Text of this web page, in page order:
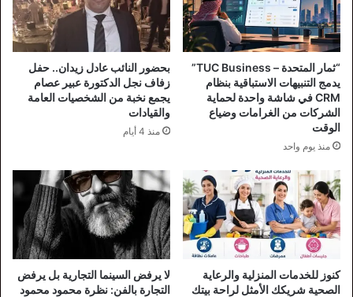
“ثمار المتحدة – TUC Business”
يدمج التنبيهات الاستباقية بنظام
CRM في شاشة واحدة لحماية
الشركات من الغرامات وضياع
الوقت
منذ يوم واحد
بحضور النائب عادل زيدان.. حفل
زفاف نجل الدكتورة عبير عصام
يجمع نخبة من الشخصيات العامة
والقيادات
منذ 4 أيام
كنوز للخدمات المنزلية والرعاية
الصحية شريكك الأمثل لراحة بيتك
لا يرفض السينما التجارية بل يرفض
التجارة بالفن: نظرة محمود محمود